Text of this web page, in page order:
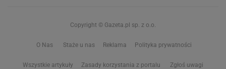
Copyright © Gazeta.pl sp. z o.o.
O Nas Staże u nas Reklama Polityka prywatności
Wszystkie artykuły Zasady korzystania z portalu Zgłoś uwagi